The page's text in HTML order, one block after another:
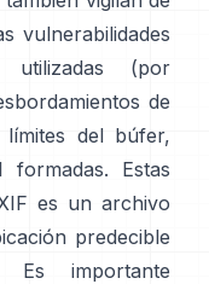
vulnerabilidades
utilizadas (por
de
del búfer,
Estas
es un archivo
predecible
Es importante